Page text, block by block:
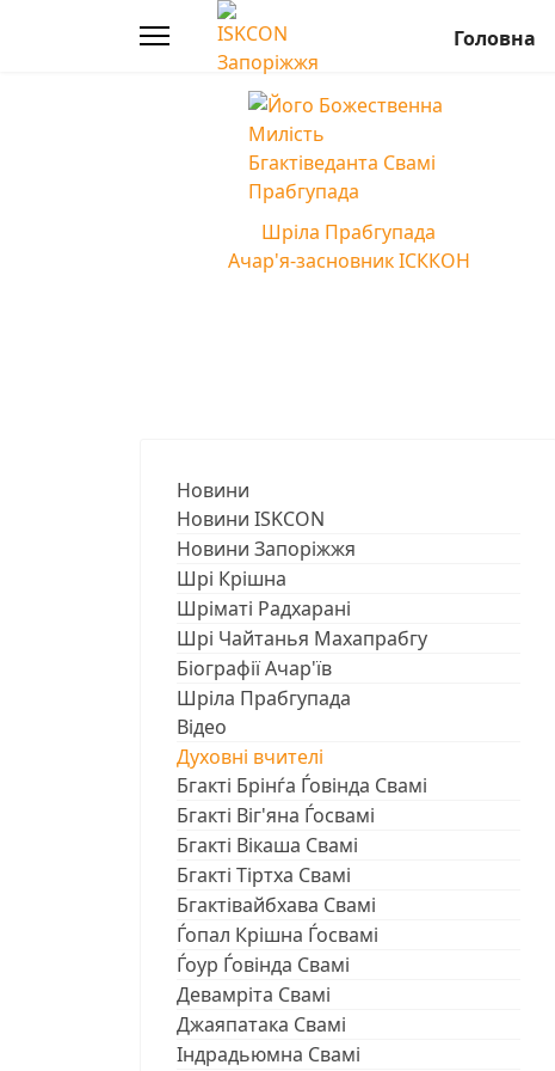
Головна
Шріла Прабгупада
Ачар'я-засновник ІСККОН
Новини
Новини ISKCON
Новини Запоріжжя
Шрі Крішна
Шріматі Радхарані
Шрі Чайтанья Махапрабгу
Біографії Ачар'їв
Шріла Прабгупада
Відео
Духовні вчителі
Бгакті Брінѓа Ѓовінда Свамі
Бгакті Віг'яна Ѓосвамі
Бгакті Вікаша Свамі
Бгакті Тіртха Свамі
Бгактівайбхава Свамі
Ѓопал Крішна Ѓосвамі
Ѓоур Ѓовінда Свамі
Девамріта Свамі
Джаяпатака Свамі
Індрадьюмна Свамі